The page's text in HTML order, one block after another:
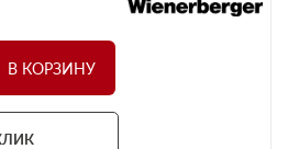
В КОРЗИНУ